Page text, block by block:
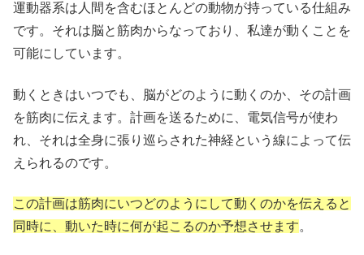
運動器系は人間を含むほとんどの動物が持っている仕組み
です。それは脳と筋肉からなっており、私達が動くことを
可能にしています。
動くときはいつでも、脳がどのように動くのか、その計画
を筋肉に伝えます。計画を送るために、電気信号が使わ
れ、それは全身に張り巡らされた神経という線によって伝
えられるのです。
この計画は筋肉にいつどのようにして動くのかを伝えると
同時に、動いた時に何が起こるのか予想させます。